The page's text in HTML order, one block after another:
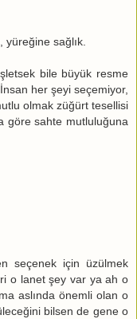
sağlık.
bile büyük resme
her şeyi seçemiyor,
olmak züğürt tesellisi
göre sahte mutluluğuna
seçenek için üzülmek
o lanet şey var ya ah o
aslında önemli olan o
bilsen de gene o